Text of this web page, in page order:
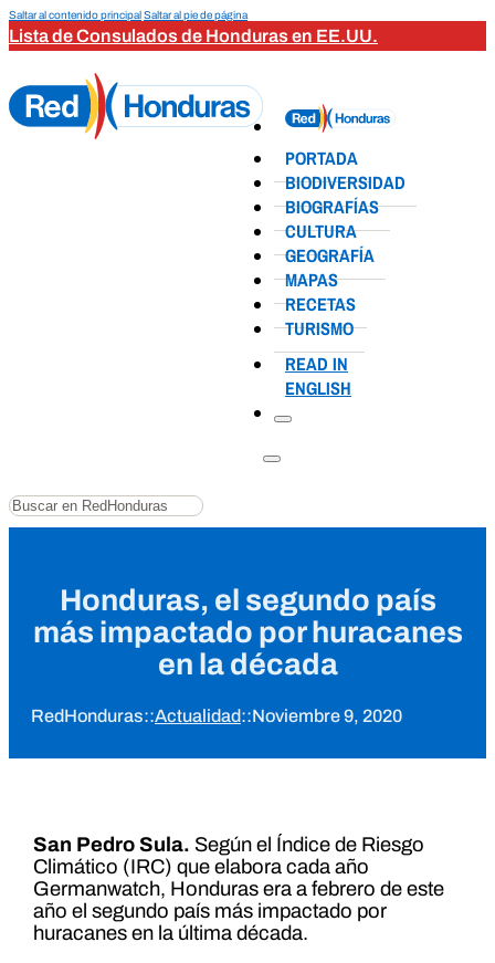
Saltar al contenido principalSaltar al pie de página
Lista de Consulados de Honduras en EE.UU.
PORTADA
BIODIVERSIDAD
BIOGRAFÍAS
CULTURA
GEOGRAFÍA
MAPAS
RECETAS
TURISMO
READ IN
ENGLISH
Buscar
Honduras, el segundo país
más impactado por huracanes
en la década
RedHonduras::Actualidad::Noviembre 9, 2020
San Pedro Sula. Según el Índice de Riesgo
Climático (IRC) que elabora cada año
Germanwatch, Honduras era a febrero de este
año el segundo país más impactado por
huracanes en la última década.